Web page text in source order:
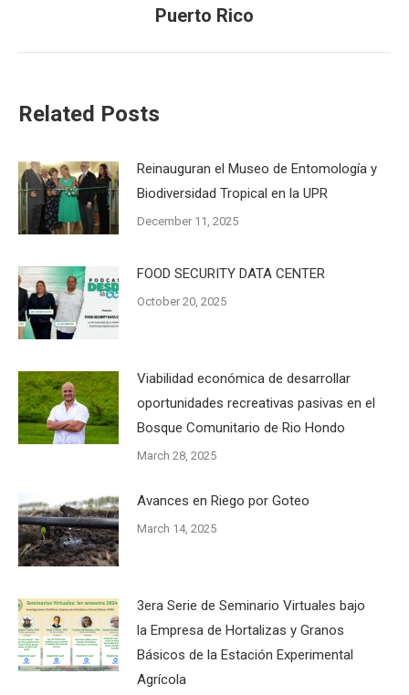
post:
Puerto Rico
Related Posts
Reinauguran el Museo de Entomología y
Biodiversidad Tropical en la UPR
December 11, 2025
FOOD SECURITY DATA CENTER
October 20, 2025
Viabilidad económica de desarrollar
oportunidades recreativas pasivas en el
Bosque Comunitario de Rio Hondo
March 28, 2025
Avances en Riego por Goteo
March 14, 2025
3era Serie de Seminario Virtuales bajo
la Empresa de Hortalizas y Granos
Básicos de la Estación Experimental
Agrícola